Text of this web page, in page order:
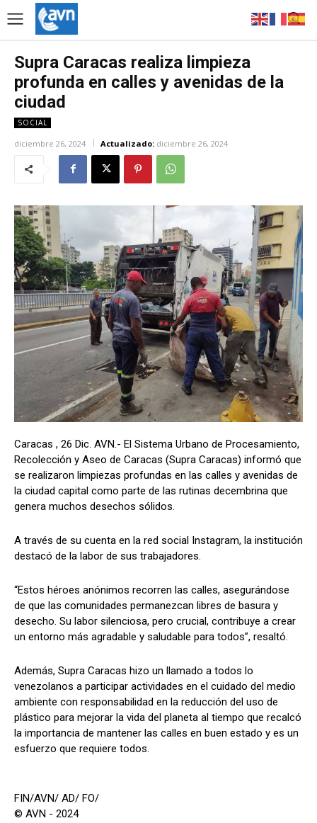
Supra Caracas realiza limpieza
profunda en calles y avenidas de la
ciudad
SOCIAL
diciembre 26, 2024 Actualizado: diciembre 26, 2024
Caracas , 26 Dic. AVN.- El Sistema Urbano de Procesamiento,
Recolección y Aseo de Caracas (Supra Caracas) informó que
se realizaron limpiezas profundas en las calles y avenidas de
la ciudad capital como parte de las rutinas decembrina que
genera muchos desechos sólidos.
A través de su cuenta en la red social Instagram, la institución
destacó de la labor de sus trabajadores.
“Estos héroes anónimos recorren las calles, asegurándose
de que las comunidades permanezcan libres de basura y
desecho. Su labor silenciosa, pero crucial, contribuye a crear
un entorno más agradable y saludable para todos”, resaltó.
Además, Supra Caracas hizo un llamado a todos lo
venezolanos a participar actividades en el cuidado del medio
ambiente con responsabilidad en la reducción del uso de
plástico para mejorar la vida del planeta al tiempo que recalcó
la importancia de mantener las calles en buen estado y es un
esfuerzo que requiere todos.
FIN/AVN/ AD/ FO/
© AVN - 2024